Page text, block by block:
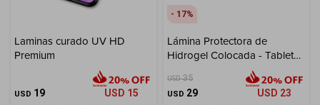
Laminas curado UV HD
Premium
USD 19 USD 15
17
Lámina Protectora de
Hidrogel Colocada - Tablet
USD 35
USD 29 USD 23